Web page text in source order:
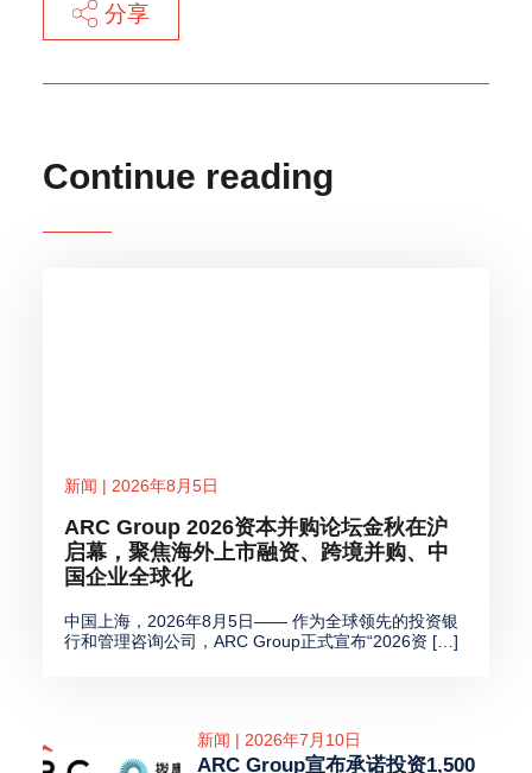
分享
Continue reading
新闻 | 2026年8月5日
ARC Group 2026资本并购论坛金秋在沪
启幕，聚焦海外上市融资、跨境并购、中
国企业全球化
中国上海，2026年8月5日—— 作为全球领先的投资银
行和管理咨询公司，ARC Group正式宣布“2026资 […]
新闻 | 2026年7月10日
ARC Group宣布承诺投资1,500